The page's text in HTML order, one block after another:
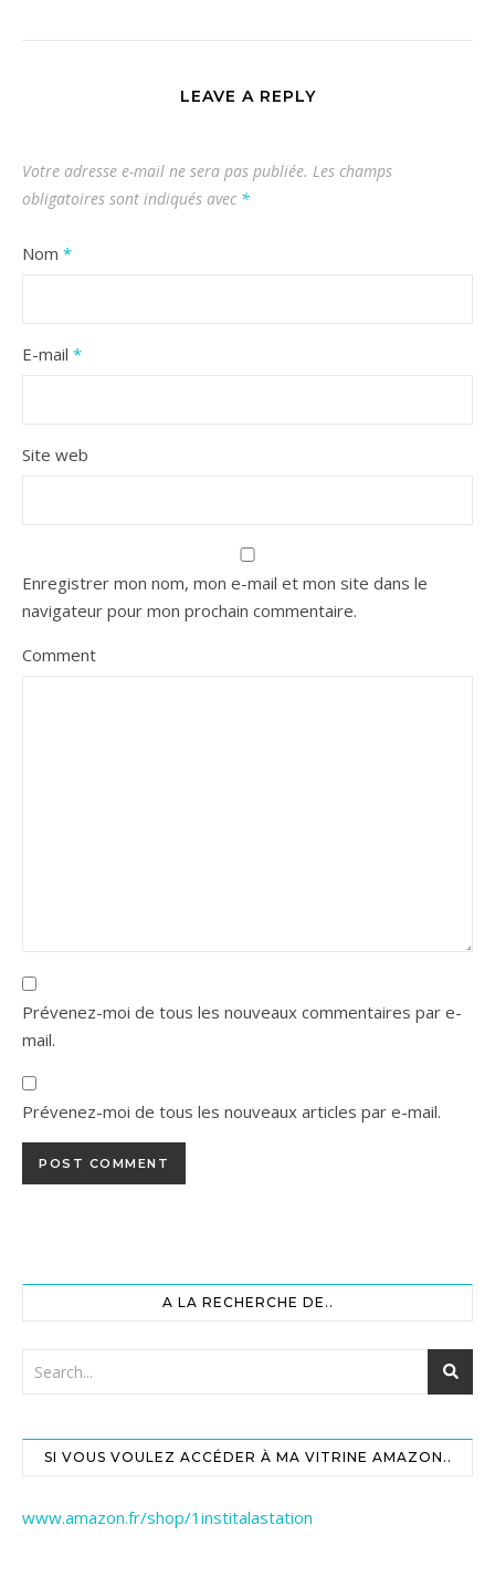
LEAVE A REPLY
Votre adresse e-mail ne sera pas publiée. Les champs
obligatoires sont indiqués avec *
Nom *
E-mail *
Site web
Enregistrer mon nom, mon e-mail et mon site dans le
navigateur pour mon prochain commentaire.
Comment
Prévenez-moi de tous les nouveaux commentaires par e-
mail.
Prévenez-moi de tous les nouveaux articles par e-mail.
A LA RECHERCHE DE..
SI VOUS VOULEZ ACCÉDER À MA VITRINE AMAZON..
www.amazon.fr/shop/1institalastation